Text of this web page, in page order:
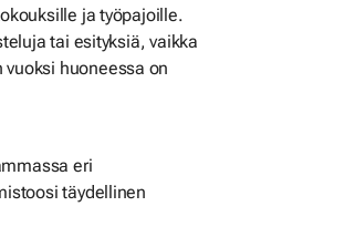
ja työpajoille.
tai esityksiä, vaikka
huoneessa on
eri
täydellinen